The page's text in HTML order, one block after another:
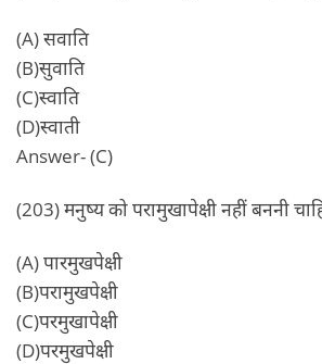
(A) सवाति
(B)सुवाति
(C)स्वाति
(D)स्वाती
Answer- (C)
(203) मनुष्य को परामुखापेक्षी नहीं बननी
(A) पारमुखपेक्षी
(B)परामुखपेक्षी
(C)परमुखापेक्षी
(D)परमुखपेक्षी